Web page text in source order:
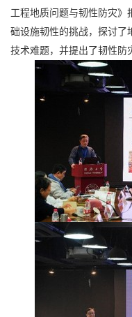
工程地质问题与韧性防灾》
础设施韧性的挑战，探讨了
技术难题，并提出了韧性防